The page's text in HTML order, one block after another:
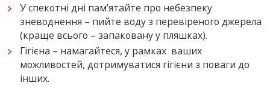
У спекотні дні пам’ятайте про небезпеку
зневоднення – пийте воду з перевіреного джерела
(краще всього – запаковану у пляшках).
Гігієна – намагайтеся, у рамках ваших
можливостей, дотримуватися гігієни з поваги до
інших.